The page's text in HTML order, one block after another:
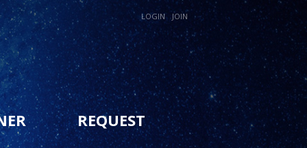
REQUEST
LOGIN JOIN